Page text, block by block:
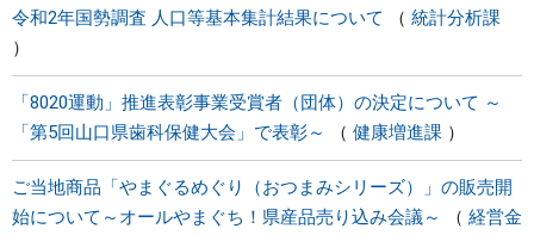
令和2年国勢調査 人口等基本集計結果について 統計分析課
「8020運動」推進表彰事業受賞者（団体）の決定について ～
「第5回山口県歯科保健大会」で表彰～
健康増進課
ご当地商品「やまぐるめぐり（おつまみシリーズ）」の販売開
始について～オールやまぐち！県産品売り込み会議～
経営金